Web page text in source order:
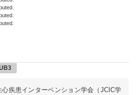
疾患インターベンション学会（JCIC学